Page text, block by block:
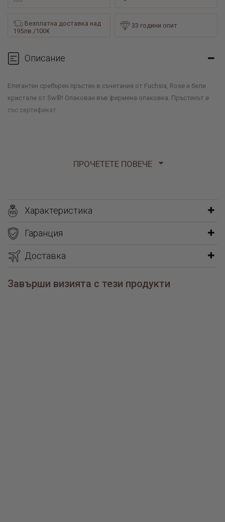
Безплатна доставка над
195лв./100€
33 години опит
Описание
Елегантен сребърен пръстен в съчетание от Fuchsia, Rose и бели
кристали от Sw®! Опакован във фирмена опаковка. Пръстенът е
със сертификат.
ПРОЧЕТЕТЕ ПОВЕЧЕ
Характеристика
Гаранция
Доставка
Завърши визията с тези продукти